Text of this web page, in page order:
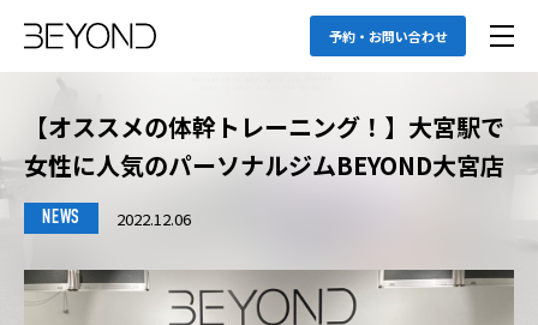
予約・お問い合わせ
【オススメの体幹トレーニング！】大宮駅で
女性に人気のパーソナルジムBEYOND大宮店
NEWS 2022.12.06